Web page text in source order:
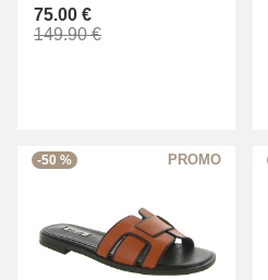
75.00 €
149.90 €
-50 %